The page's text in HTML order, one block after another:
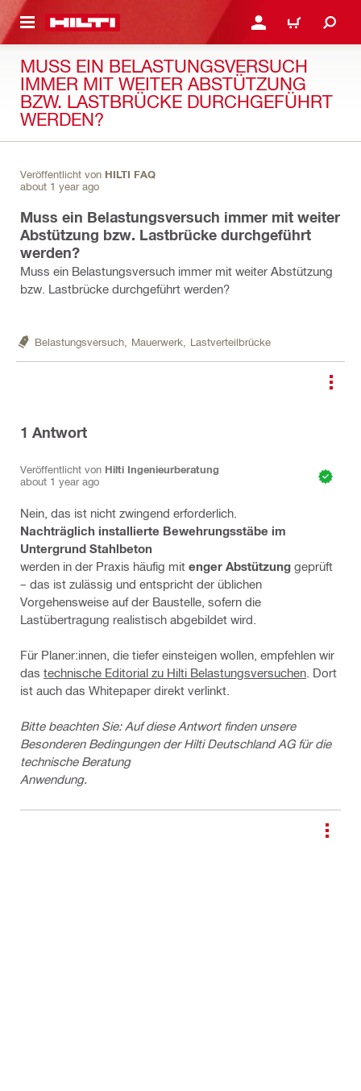
ANMELDEN ODER
WARENKORB
MUSS EIN BELASTUNGSVERSUCH
IMMER MIT WEITER ABSTÜTZUNG
BZW. LASTBRÜCKE DURCHGEFÜHRT
WERDEN?
Veröffentlicht von HILTI FAQ
about 1 year ago
Muss ein Belastungsversuch immer mit weiter
Abstützung bzw. Lastbrücke durchgeführt
werden?
Muss ein Belastungsversuch immer mit weiter Abstützung
bzw. Lastbrücke durchgeführt werden?
Belastungsversuch, Mauerwerk, Lastverteilbrücke
1 Antwort
Veröffentlicht von Hilti Ingenieurberatung
about 1 year ago
Nein, das ist nicht zwingend erforderlich.
Nachträglich installierte Bewehrungsstäbe im
Untergrund Stahlbeton
werden in der Praxis häufig mit enger Abstützung geprüft
– das ist zulässig und entspricht der üblichen
Vorgehensweise auf der Baustelle, sofern die
Lastübertragung realistisch abgebildet wird.
Für Planer:innen, die tiefer einsteigen wollen, empfehlen wir
das technische Editorial zu Hilti Belastungsversuchen . Dort
ist auch das Whitepaper direkt verlinkt.
Bitte beachten Sie: Auf diese Antwort finden unsere
Besonderen Bedingungen der Hilti Deutschland AG für die
technische Beratung
Anwendung.